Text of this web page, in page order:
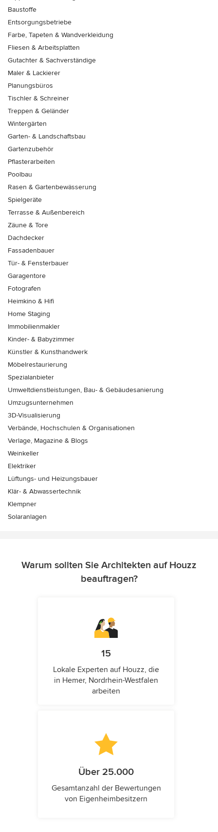
Baustoffe
Entsorgungsbetriebe
Farbe, Tapeten & Wandverkleidung
Fliesen & Arbeitsplatten
Gutachter & Sachverständige
Maler & Lackierer
Planungsbüros
Tischler & Schreiner
Treppen & Geländer
Wintergärten
Garten- & Landschaftsbau
Gartenzubehör
Pflasterarbeiten
Poolbau
Rasen & Gartenbewässerung
Spielgeräte
Terrasse & Außenbereich
Zäune & Tore
Dachdecker
Fassadenbauer
Tür- & Fensterbauer
Garagentore
Fotografen
Heimkino & Hifi
Home Staging
Immobilienmakler
Kinder- & Babyzimmer
Künstler & Kunsthandwerk
Möbelrestaurierung
Spezialanbieter
Umweltdienstleistungen, Bau- & Gebäudesanierung
Umzugsunternehmen
3D-Visualisierung
Verbände, Hochschulen & Organisationen
Verlage, Magazine & Blogs
Weinkeller
Elektriker
Lüftungs- und Heizungsbauer
Klär- & Abwassertechnik
Klempner
Solaranlagen
Warum sollten Sie Architekten auf Houzz
beauftragen?
15
Lokale Experten auf Houzz, die
in Hemer, Nordrhein-Westfalen
arbeiten
Über 25.000
Gesamtanzahl der Bewertungen
von Eigenheimbesitzern